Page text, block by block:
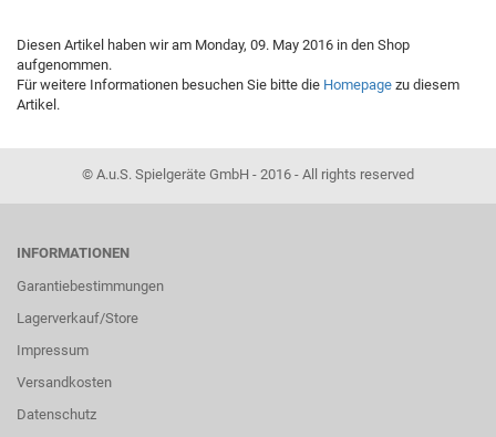
Diesen Artikel haben wir am Monday, 09. May 2016 in den Shop
aufgenommen.
Für weitere Informationen besuchen Sie bitte die Homepage zu diesem
Artikel.
© A.u.S. Spielgeräte GmbH - 2016 - All rights reserved
INFORMATIONEN
Garantiebestimmungen
Lagerverkauf/Store
Impressum
Versandkosten
Datenschutz